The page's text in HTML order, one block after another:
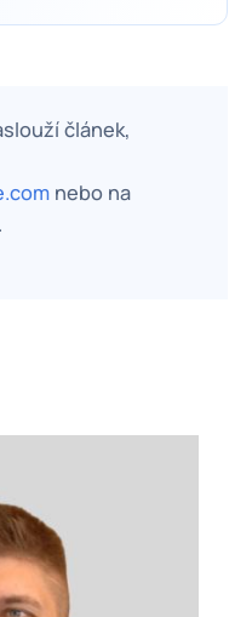
článek,
nebo na
.